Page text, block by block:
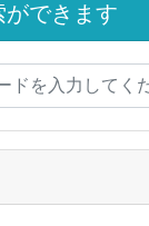
ができます